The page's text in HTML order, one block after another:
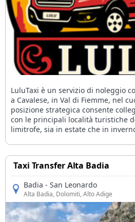
LuluTaxi è un servizio di noleggio
a Cavalese, in Val di Fiemme, nel
posizione strategica consente
con le principali località turistiche
limitrofe, sia in estate che in
Taxi Transfer Alta Badia
Badia - San Leonardo
Alta Badia, Dolomiti, Alto Adige